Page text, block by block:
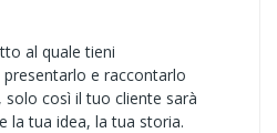
al quale tieni
e raccontarlo
così il tuo cliente sarà
la tua idea, la tua storia.